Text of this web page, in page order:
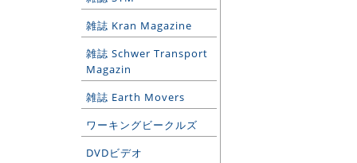
雑誌 Kran Magazine
雑誌 Schwer Transport
Magazin
雑誌 Earth Movers
ワーキングビークルズ
DVDビデオ